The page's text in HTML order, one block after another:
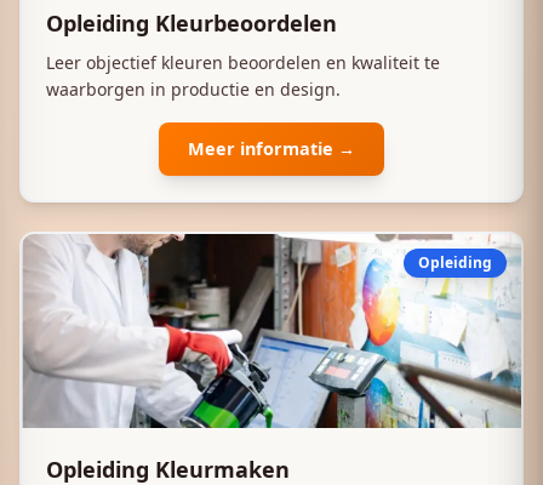
Opleiding Kleurbeoordelen
Leer objectief kleuren beoordelen en kwaliteit te
waarborgen in productie en design.
Meer informatie →
Opleiding
Opleiding Kleurmaken